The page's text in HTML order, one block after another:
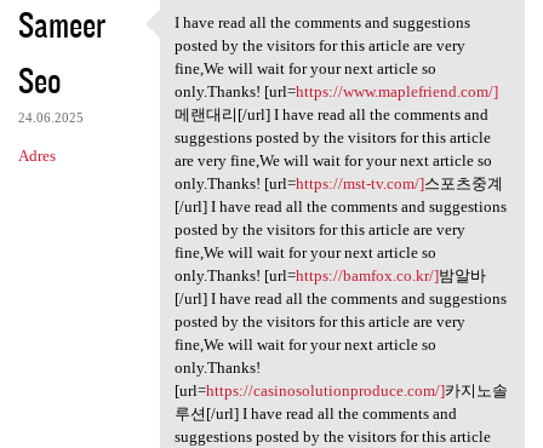
Sameer
Seo
24.06.2025
Adres
I have read all the comments
I have read all the comments and suggestions
posted by the visitors for this article are very
fine,We will wait for your next article so
only.Thanks! [url=https://www.maplefriend.com/]
메랜대리[/url] I have read all the comments and
suggestions posted by the visitors for this article
are very fine,We will wait for your next article so
only.Thanks! [url=https://mst-tv.com/]스포츠중계
[/url] I have read all the comments and suggestions
posted by the visitors for this article are very
fine,We will wait for your next article so
only.Thanks! [url=https://bamfox.co.kr/]밤알바
[/url] I have read all the comments and suggestions
posted by the visitors for this article are very
fine,We will wait for your next article so
only.Thanks!
[url=https://casinosolutionproduce.com/]카지노솔
루션[/url] I have read all the comments and
suggestions posted by the visitors for this article